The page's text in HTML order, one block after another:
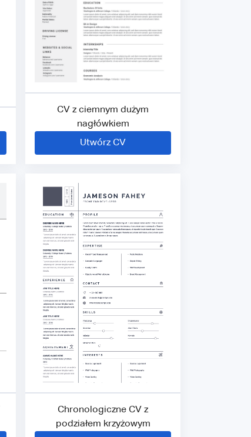
CV z ciemnym dużym
nagłówkiem
Utwórz CV
Chronologiczne CV z
podziałem krzyżowym